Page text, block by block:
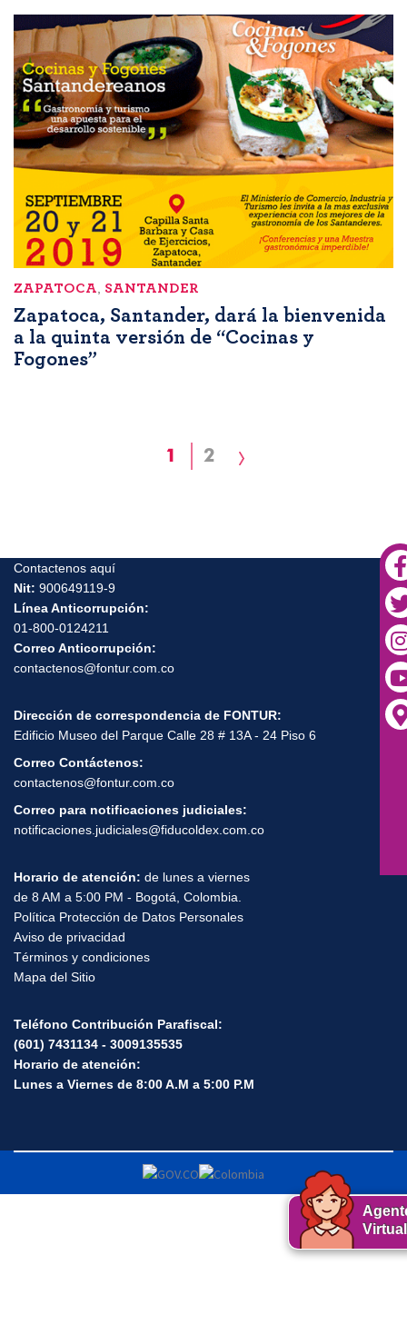
ZAPATOCA SANTANDER
Zapatoca, Santander, dará la bienvenida
a la quinta versión de “Cocinas y
Fogones”
Página
1 Page
2
Siguiente
Contactenos aquí
Nit: 900649119-9
Línea Anticorrupción:
01-800-0124211
Correo Anticorrupción:
contactenos@fontur.com.co
Dirección de correspondencia de FONTUR:
Edificio Museo del Parque Calle 28 # 13A - 24 Piso 6
Correo Contáctenos:
contactenos@fontur.com.co
Correo para notificaciones judiciales:
notificaciones.judiciales@fiducoldex.com.co
Horario de atención: de lunes a viernes
de 8 AM a 5:00 PM - Bogotá, Colombia.
Política Protección de Datos Personales
Aviso de privacidad
Términos y condiciones
Mapa del Sitio
Teléfono Contribución Parafiscal:
(601) 7431134 - 3009135535
Horario de atención:
Lunes a Viernes de 8:00 A.M a 5:00 P.M
Virtual